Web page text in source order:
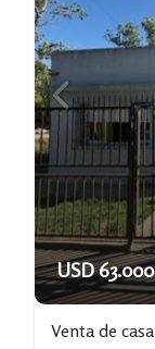
USD 63.000